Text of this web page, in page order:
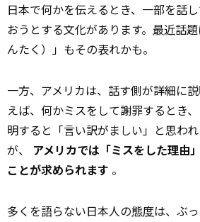
日本で何かを伝えるとき、一部を話
おうとする文化があります。 最近話
んたく）」もその表れかも。
一方、アメリカは、話す側が詳細に
えば、何かミスをして謝罪するとき
明すると「言い訳がましい」と思わ
が、 アメリカでは「ミスをした理由
ことが求められます 。
多くを語らない日本人の態度は、ぶ